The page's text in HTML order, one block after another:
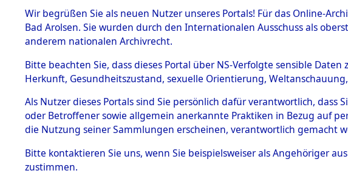
HOME BESTANDSBESCHREIBUNG
BESTÄNDE
Inhaftierungsdoku
mente
5. Verschiedenes
Todesmärsche
5.3.1 Alliierte
Auflösung von
(84630684)→
Wir begrüßen Sie als neuen Nutzer unseres Portals! Für das Online-
Bad Arolsen. Sie wurden durch den Internationalen Ausschuss als
anderem nationalen Archivrecht.
Bitte beachten Sie, dass dieses Portal über NS-Verfolgte sensible
Herkunft, Gesundheitszustand, sexuelle Orientierung,
Als Nutzer dieses Portals sind Sie persönlich dafür verantwortlich,
oder Betroffener sowie allgemein anerkannte Praktiken in Bezug auf
die Nutzung seiner Sammlungen erscheinen, verantwortlich gemacht
Bitte kontaktieren Sie uns, wenn Sie beispielsweiser als Angehöriger
zustimmen.